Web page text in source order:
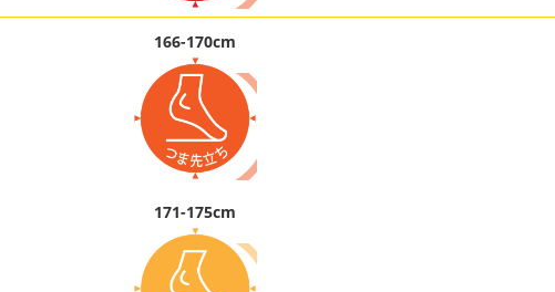
166-170cm
171-175cm